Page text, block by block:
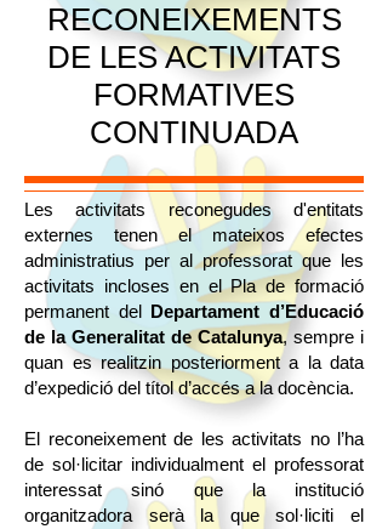
RECONEIXEMENTS
DE LES ACTIVITATS
FORMATIVES
CONTINUADA
Les activitats reconegudes d'entitats
externes tenen el mateixos efectes
administratius per al professorat que les
activitats incloses en el Pla de formació
permanent del Departament d’Educació
de la Generalitat de Catalunya, sempre i
quan es realitzin posteriorment a la data
d’expedició del títol d’accés a la docència.
El reconeixement de les activitats no l’ha
de sol·licitar individualment el professorat
interessat sinó que la institució
organitzadora serà la que sol·liciti el